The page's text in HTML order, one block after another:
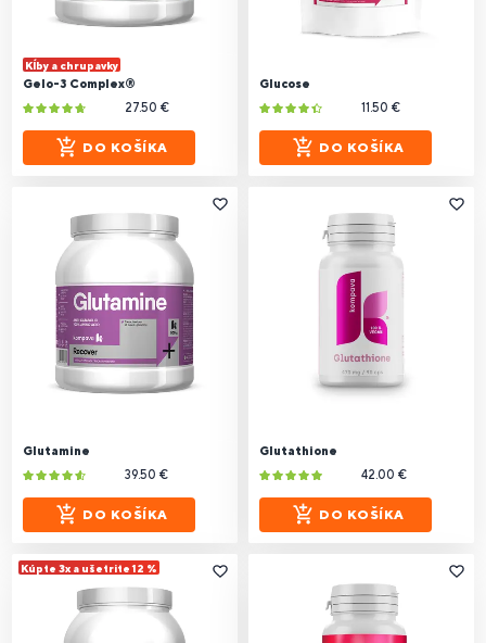
Kĺby a chrupavky
Gelo-3 Complex®
27.50 €
DO KOŠÍKA
Glucose
11.50 €
DO KOŠÍKA
Glutamine
39.50 €
DO KOŠÍKA
Glutathione
42.00 €
DO KOŠÍKA
Kúpte 3x a ušetrite 12 %